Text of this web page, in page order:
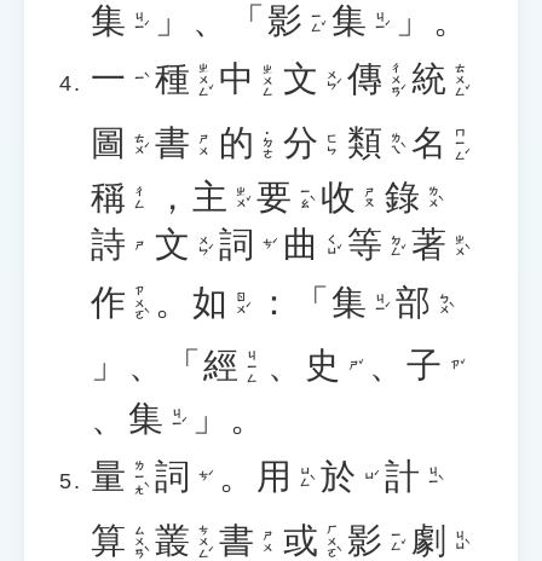
集 ㄐㄧˊ 」、「 影 ㄧㄥˇ 集 ㄐㄧˊ
」。
一
ㄧˋ 種 ㄓㄨㄥˇ 中 ㄓㄨㄥ 文 ㄨㄣˊ 傳 ㄔㄨㄢˊ 統 ㄊㄨㄥˇ
圖 ㄊㄨˊ 書 ㄕㄨ 的 ˙ㄉㄜ 分 ㄈㄣ 類 ㄌㄟˋ 名 ㄇㄧㄥˊ
稱 ㄔㄥ ， 主 ㄓㄨˇ 要 ㄧㄠˋ 收 ㄕㄡ 錄 ㄌㄨˋ
詩 ㄕ 文 ㄨㄣˊ 詞 ㄘˊ 曲 ㄑㄩˇ 等 ㄉㄥˇ 著 ㄓㄨˋ
作 ㄗㄨㄛˋ 。 如 ㄖㄨˊ ：「 集 ㄐㄧˊ 部 ㄅㄨˋ
」、「 經 ㄐㄧㄥ 、 史 ㄕˇ 、 子 ㄗˇ
、 集 ㄐㄧˊ
」。
量 ㄌㄧㄤˋ 詞 ㄘˊ 。 用 ㄩㄥˋ 於 ㄩˊ 計 ㄐㄧˋ
算 ㄙㄨㄢˋ 叢 ㄘㄨㄥˊ 書 ㄕㄨ 或 ㄏㄨㄛˋ 影 ㄧㄥˇ 劇 ㄐㄩˋ